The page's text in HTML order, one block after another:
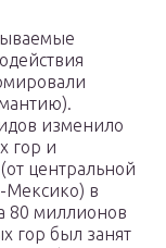
изменило
гор и
центральной
Мексико) в
80 миллионов
гор был занят